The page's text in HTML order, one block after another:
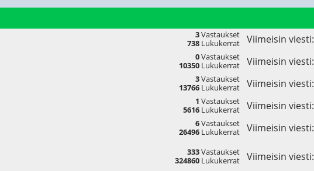
3Vastaukset
738Lukukerrat Viimeisin viesti:
0Vastaukset
10350Lukukerrat Viimeisin viesti:
3Vastaukset
13766Lukukerrat Viimeisin viesti:
1 Vastaukset
5616Lukukerrat Viimeisin viesti:
6Vastaukset
26496Lukukerrat Viimeisin viesti:
333Vastaukset
324860Lukukerrat Viimeisin viesti: